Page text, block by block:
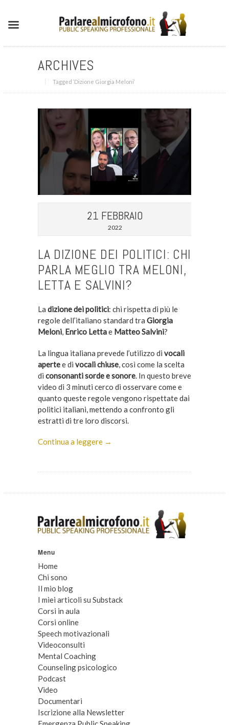
ARCHIVES
Tagged ‘Dizione Giorgia Meloni‘
21 FEBBRAIO
2022
LA DIZIONE DEI POLITICI: CHI
PARLA MEGLIO TRA MELONI,
LETTA E SALVINI?
La dizione dei politici: chi rispetta di più le
regole dell’italiano standard tra Giorgia
Meloni, Enrico Lettae Matteo Salvini?
La lingua italiana prevede l’utilizzo di vocali
apertee di vocali chiuse, così come la scelta
di consonanti sorde e sonore. In questo breve
video di 3 minuti cerco di osservare come e
quanto queste regole vengono rispettate dai
politici italiani,mettendo a confronto gli
estratti di tre loro discorsi.
Continua a leggere →
Menu
Home
Chi sono
Il mio blog
I miei articoli su Substack
Corsi in aula
Corsi online
Speech motivazionali
Videoconsulti
Mental Coaching
Counseling psicologico
Podcast
Video
Documentari
Iscrizione alla Newsletter